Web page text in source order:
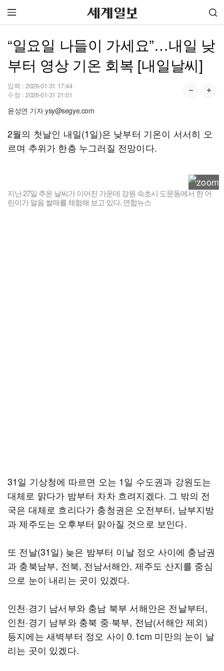
“일요일 나들이 가세요”…내일 낮
부터 영상 기온 회복 [내일날씨]
입력 : 2026-01-31 17:44
수정 : 2026-01-31 21:01
윤성연 기자 ysy@segye.com
2월의 첫날인 내일(1일)은 낮부터 기온이 서서히 오
르며 추위가 한층 누그러질 전망이다.
지난 27일 추운 날씨가 이어진 가운데 강원 속초시 도문동에서 한 어
린이가 얼음 썰매를 체험해 보고 있다. 연합뉴스
31일 기상청에 따르면 오는 1일 수도권과 강원도는
대체로 맑다가 밤부터 차차 흐려지겠다. 그 밖의 전
국은 대체로 흐리다가 충청권은 오전부터, 남부지방
과 제주도는 오후부터 맑아질 것으로 보인다.
또 전날(31일) 늦은 밤부터 이날 정오 사이에 충남권
과 충북남부, 전북, 전남서해안, 제주도 산지를 중심
으로 눈이 내리는 곳이 있겠다.
인천·경기 남서부와 충남 북부 서해안은 전날부터,
인천·경기 남부와 충북 중·북부, 전남(서해안 제외)
등지에는 새벽부터 정오 사이 0.1cm 미만의 눈이 날
리는 곳이 있겠다.